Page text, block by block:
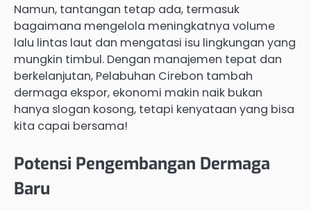
Namun, tantangan tetap ada, termasuk
bagaimana mengelola meningkatnya volume
lalu lintas laut dan mengatasi isu lingkungan yang
mungkin timbul. Dengan manajemen tepat dan
berkelanjutan, Pelabuhan Cirebon tambah
dermaga ekspor, ekonomi makin naik bukan
hanya slogan kosong, tetapi kenyataan yang bisa
kita capai bersama!
Potensi Pengembangan Dermaga
Baru